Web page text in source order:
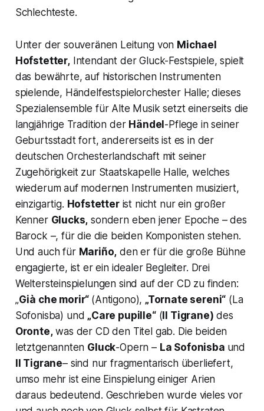
Schlechteste.
Unter der souveränen Leitung von Michael
Hofstetter,Intendant der Gluck-Festspiele, spielt
das bewährte, auf historischen Instrumenten
spielende, Händelfestspielorchester Halle; dieses
Spezialensemble für Alte Musik setzt einerseits die
langjährige Tradition der Händel-Pflege in seiner
Geburtsstadt fort, andererseits ist es in der
deutschen Orchesterlandschaft mit seiner
Zugehörigkeit zur Staatskapelle Halle, welches
wiederum auf modernen Instrumenten musiziert,
einzigartig. Hofstetterist nicht nur ein großer
Kenner Glucks, sondern eben jener Epoche – des
Barock –, für die die beiden Komponisten stehen.
Und auch für Mariño, den er für die große Bühne
engagierte, ist er ein idealer Begleiter. Drei
Weltersteinspielungen sind auf der CD zu finden:
„Già che morir“ (Antigono), „Tornate sereni“ (La
Sofonisba) und „Care pupille“(Il Tigrane) des
Oronte,was der CD den Titel gab. Die beiden
letztgenannten Gluck-Opern – La Sofonisba und
Il Tigrane– sind nur fragmentarisch überliefert,
umso mehr ist eine Einspielung einiger Arien
daraus bedeutend. Geschrieben wurde vieles vor